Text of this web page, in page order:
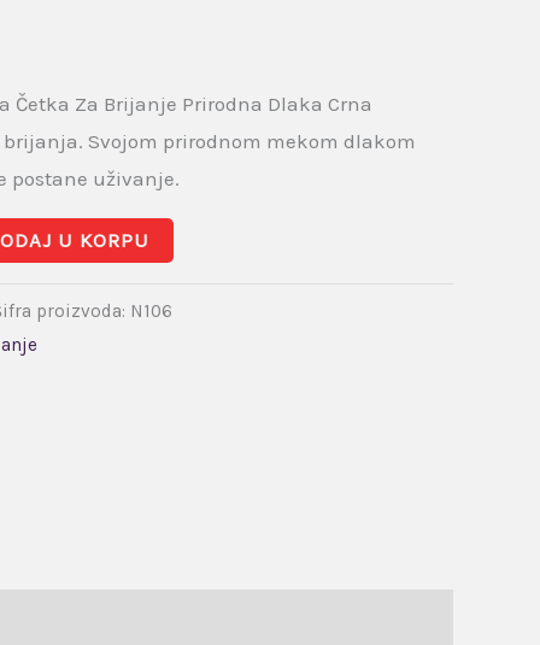
Četka Za Brijanje Prirodna Dlaka Crna
Svojom prirodnom mekom dlakom
postane uživanje.
U KORPU
proizvoda: N106